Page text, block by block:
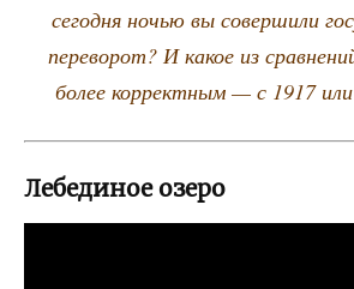
сего­дня ночью вы совер­ши­ли
пере­во­рот? И какое из
более кор­рект­ным — с 1917
Лебединое озеро